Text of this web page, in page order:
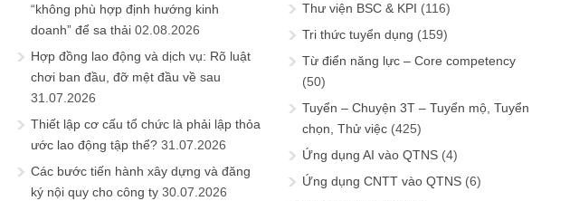
“không phù hợp định hướng kinh
doanh” để sa thải 02.08.2026
Hợp đồng lao động và dịch vụ: Rõ luật
chơi ban đầu, đỡ mệt đầu về sau
31.07.2026
Thiết lập cơ cấu tổ chức là phải lập thỏa
ước lao động tập thể? 31.07.2026
Các bước tiến hành xây dựng và đăng
ký nội quy cho công ty 30.07.2026
Thư viện BSC & KPI (116)
Tri thức tuyển dụng (159)
Từ điển năng lực – Core competency
(50)
Tuyển – Chuyện 3T – Tuyển mộ, Tuyển
chọn, Thử việc (425)
Ứng dụng AI vào QTNS (4)
Ứng dụng CNTT vào QTNS (6)